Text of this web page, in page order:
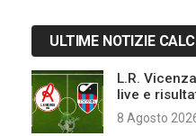
ULTIME NOTIZIE
L.R.
live e
8 Agosto